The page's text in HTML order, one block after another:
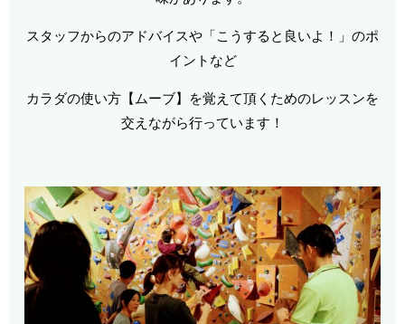
スタッフからのアドバイスや「こうすると良いよ！」のポ
イントなど
カラダの使い方【ムーブ】を覚えて頂くためのレッスンを
交えながら行っています！